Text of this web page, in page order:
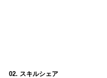
02. スキルシェア